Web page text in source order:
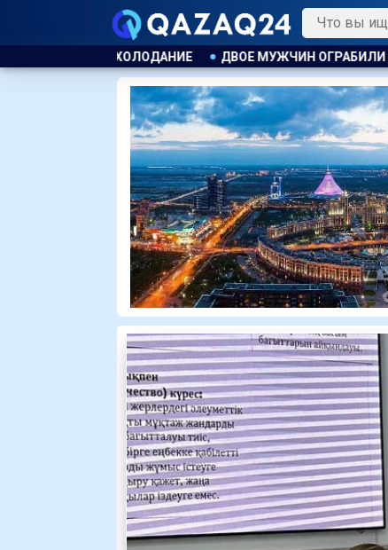
ДВОЕ МУЖЧИН ОГРАБИЛИ И ИЗНАСИЛОВАЛИ ЖЕНЩИНУ